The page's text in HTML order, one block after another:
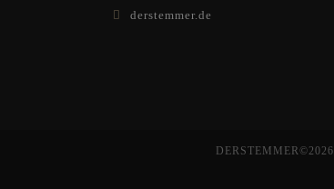
derstemmer.de
DERSTEMMER©2026